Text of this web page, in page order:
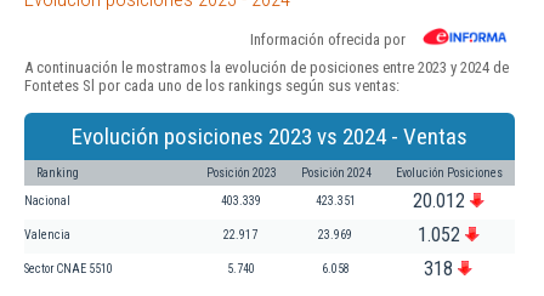
Información ofrecida por
A continuación le mostramos la evolución de posiciones entre 2023 y 2024 de
Fontetes Sl por cada uno de los rankings según sus ventas:
Evolución posiciones 2023 vs 2024 - Ventas
Ranking Posición 2023 Posición 2024 Evolución Posiciones
Nacional 403.339 423.351 20.012
Valencia 22.917 23.969 1.052
Sector CNAE 5510 5.740 6.058 318